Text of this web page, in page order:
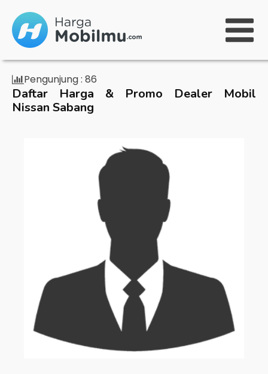
Pengunjung : 86
Daftar Harga & Promo Dealer Mobil
Nissan Sabang